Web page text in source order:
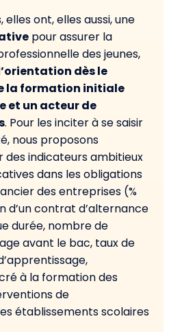
ont, elles aussi, une
pour assurer la
des jeunes,
dès le
la formation initiale
et un acteur de
. Pour les inciter à se saisir
nous proposons
indicateurs ambitieux
dans les obligations
des entreprises (%
d’un contrat d’alternance
durée, nombre de
avant le bac, taux de
à la formation des
de
établissements scolaires